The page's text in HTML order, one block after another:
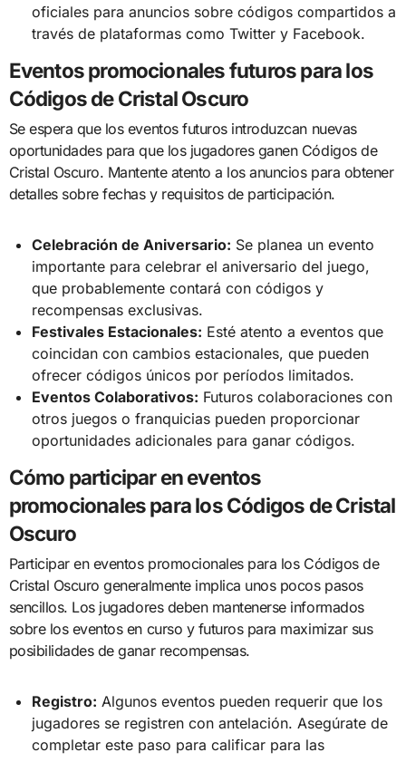
oficiales para anuncios sobre códigos compartidos a
través de plataformas como Twitter y Facebook.
Eventos promocionales futuros para los
Códigos de Cristal Oscuro
Se espera que los eventos futuros introduzcan nuevas
oportunidades para que los jugadores ganen Códigos de
Cristal Oscuro. Mantente atento a los anuncios para obtener
detalles sobre fechas y requisitos de participación.
Celebración de Aniversario: Se planea un evento
importante para celebrar el aniversario del juego,
que probablemente contará con códigos y
recompensas exclusivas.
Festivales Estacionales: Esté atento a eventos que
coincidan con cambios estacionales, que pueden
ofrecer códigos únicos por períodos limitados.
Eventos Colaborativos: Futuros colaboraciones con
otros juegos o franquicias pueden proporcionar
oportunidades adicionales para ganar códigos.
Cómo participar en eventos
promocionales para los Códigos de Cristal
Oscuro
Participar en eventos promocionales para los Códigos de
Cristal Oscuro generalmente implica unos pocos pasos
sencillos. Los jugadores deben mantenerse informados
sobre los eventos en curso y futuros para maximizar sus
posibilidades de ganar recompensas.
Registro: Algunos eventos pueden requerir que los
jugadores se registren con antelación. Asegúrate de
completar este paso para calificar para las